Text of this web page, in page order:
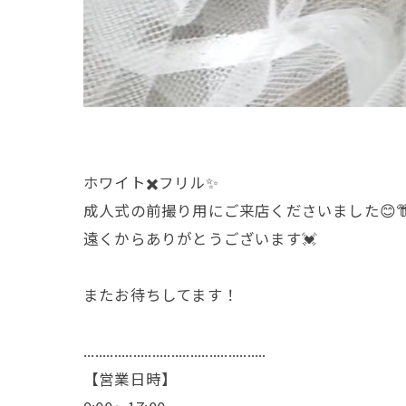
ホワイト✖️フリル✨
成人式の前撮り用にご来店くださいました
遠くからありがとうございます💓
またお待ちしてます！
................................................
【営業日時】